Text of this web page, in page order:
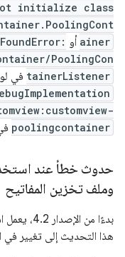
initialize class
ainer أو
PoolingCon
tainerListener في
poolingcontainer
حدوث خطأ عند
وملف تخزين المفاتيح
هذا التحديث إلى تغيير في